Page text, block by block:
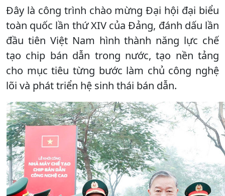
Đây là công trình chào mừng Đại hội đại biểu
toàn quốc lần thứ XIV của Đảng, đánh dấu lần
đầu tiên Việt Nam hình thành năng lực chế
tạo chip bán dẫn trong nước, tạo nền tảng
cho mục tiêu từng bước làm chủ công nghệ
lõi và phát triển hệ sinh thái bán dẫn.